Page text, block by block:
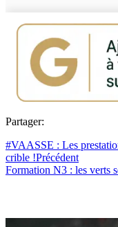
Partager:
#VAASSE : Les
crible !Précédent
Formation N3 : les verts